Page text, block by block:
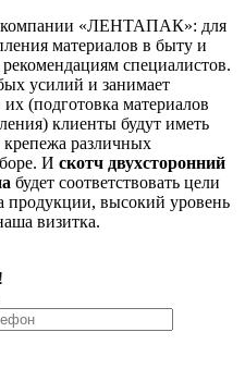
компании «ЛЕНТАПАК»: для
материалов в быту и
специалистов.
усилий и занимает
(подготовка материалов
клиенты будут иметь
крепежа различных
И скотч двухсторонний
будет соответствовать цели
продукции, высокий уровень
визитка.